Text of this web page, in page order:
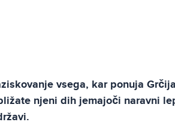
vsega, kar ponuja
njeni dih jemajoči naravni